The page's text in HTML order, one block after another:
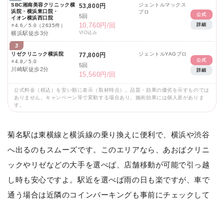
SBC湘南美容クリニック横
浜院・横浜東口院・
イオン横浜西口院
⭐4.6／5.0 （2635件）
横浜駅徒歩3分
53,800円
5回
10,760円/回
VIO込み
ジェントルマックス
プロ
公式
詳細
3
リゼクリニック横浜院
⭐4.8／5.0
川崎駅徒歩2分
77,800円
5回
15,560円/回
ジェントルYAGプロ
公式
詳細
公式料金（税込）を安い順に表示（取材時点）。品質・効果の優劣を示すものでは
ありません。キャンペーン等で変動する場合あり。施術効果には個人差がありま
す。
菊名駅は東横線と横浜線の乗り換えに便利で、横浜や渋谷
へ出るのもスムーズです。このエリアなら、あおばクリニ
ックやリゼなどの大手を選べば、店舗移動が可能で引っ越
し時も安心ですよ。駅近を選べば雨の日も楽ですが、車で
通う場合は近隣のコインパーキングも事前にチェックして